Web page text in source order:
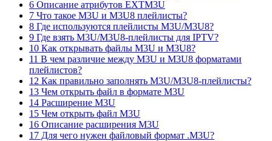
6 Описание атрибутов EXTM3U
7 Что такое M3U и M3U8 плейлисты?
8 Где используются плейлисты M3U/M3U8?
9 Где взять M3U/M3U8-плейлисты для IPTV?
10 Как открывать файлы M3U и M3U8?
11 В чем различие между M3U и M3U8 форматами
плейлистов?
12 Как правильно заполнять M3U/M3U8-плейлисты?
13 Чем открыть файл в формате M3U
14 Расширение M3U
15 Чем открыть файл M3U
16 Описание расширения M3U
17 Для чего нужен файловый формат .M3U?